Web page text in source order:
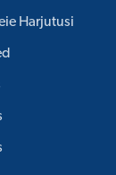
Harjutusi